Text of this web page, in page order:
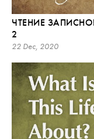
ЧТЕНИЕ
2
22 Dec, 2020